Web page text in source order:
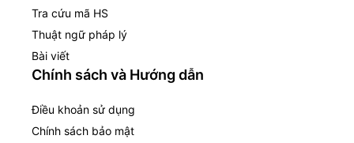
Tra cứu mã HS
Thuật ngữ pháp lý
Bài viết
Chính sách và Hướng dẫn
Điều khoản sử dụng
Chính sách bảo mật